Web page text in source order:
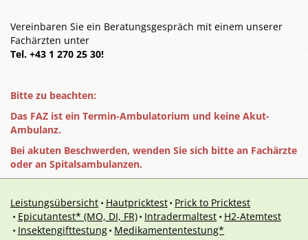
Vereinbaren Sie ein Beratungsgespräch mit einem unserer
Fachärzten unter
Tel. +43 1 270 25 30!
Bitte zu beachten:
Das FAZ ist ein Termin-Ambulatorium und keine Akut-
Ambulanz.
Bei akuten Beschwerden, wenden Sie sich bitte an Fachärzte
oder an Spitalsambulanzen.
Leistungsübersicht Hautpricktest
Prick to Pricktest
Epicutantest* (MO, DI, FR)
Intradermaltest
H2-Atemtest
Insektengifttestung
Medikamententestung*